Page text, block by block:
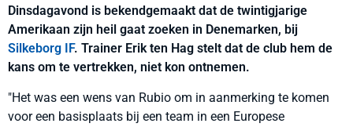
Dinsdagavond is bekendgemaakt dat de twintigjarige
Amerikaan zijn heil gaat zoeken in Denemarken, bij
Silkeborg IF. Trainer Erik ten Hag stelt dat de club hem de
kans om te vertrekken, niet kon ontnemen.
"Het was een wens van Rubio om in aanmerking te komen
voor een basisplaats bij een team in een Europese